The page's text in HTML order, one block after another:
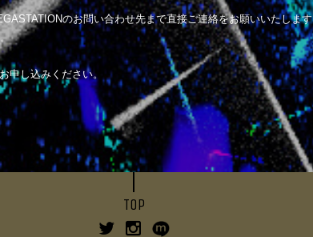
のお問い合わせ先まで直接ご連絡をお願いいたしま
申し込みください。
TOP